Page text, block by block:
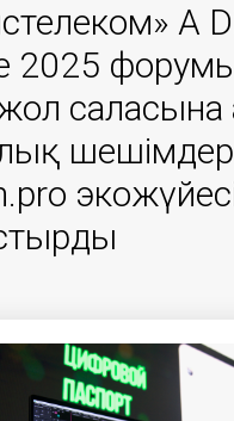
АҚ
2025
саласына